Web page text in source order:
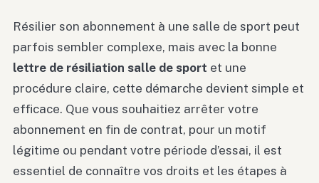
Résilier son abonnement à une salle de sport peut
parfois sembler complexe, mais avec la bonne
lettre de résiliation salle de sport et une
procédure claire, cette démarche devient simple et
efficace. Que vous souhaitiez arrêter votre
abonnement en fin de contrat, pour un motif
légitime ou pendant votre période d’essai, il est
essentiel de connaître vos droits et les étapes à